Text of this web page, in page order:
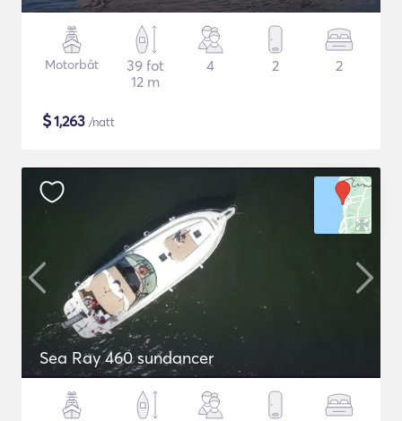
Motorbåt
39 fot
12 m
4 2 2
$1,263 /natt
Sea Ray 460 sundancer